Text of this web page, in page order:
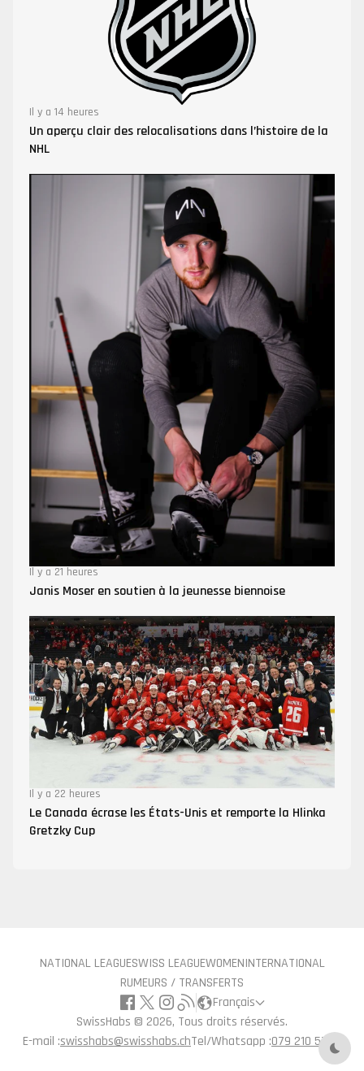
Il y a 14 heures
Un aperçu clair des relocalisations dans l’histoire de la
NHL
Il y a 21 heures
Janis Moser en soutien à la jeunesse biennoise
Il y a 22 heures
Le Canada écrase les États-Unis et remporte la Hlinka
Gretzky Cup
NATIONAL LEAGUESWISS LEAGUEWOMENINTERNATIONAL
RUMEURS / TRANSFERTS
Français
SwissHabs © 2026, Tous droits réservés.
E-mail :swisshabs@swisshabs.chTel/Whatsapp :079 210 57 71